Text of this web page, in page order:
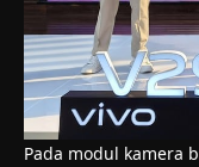
Pada modul kamera